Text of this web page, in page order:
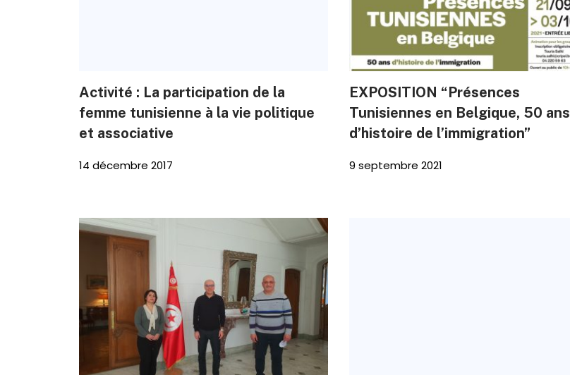
Activité : La participation de la
femme tunisienne à la vie politique
et associative
14 décembre 2017
EXPOSITION “Présences
Tunisiennes en Belgique, 50 ans
d’histoire de l’immigration”
9 septembre 2021